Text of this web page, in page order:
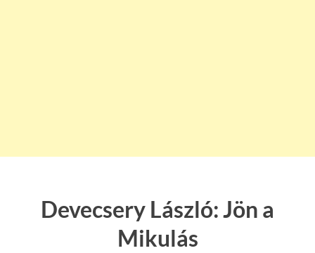
Devecsery László: Jön a
Mikulás